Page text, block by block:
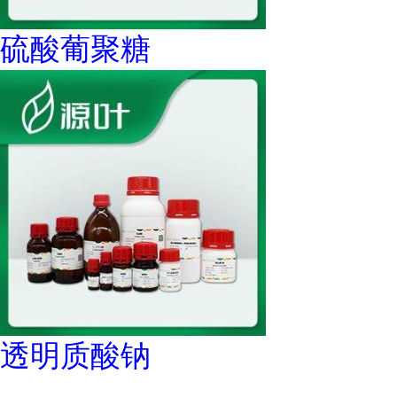
硫酸葡聚糖
透明质酸钠